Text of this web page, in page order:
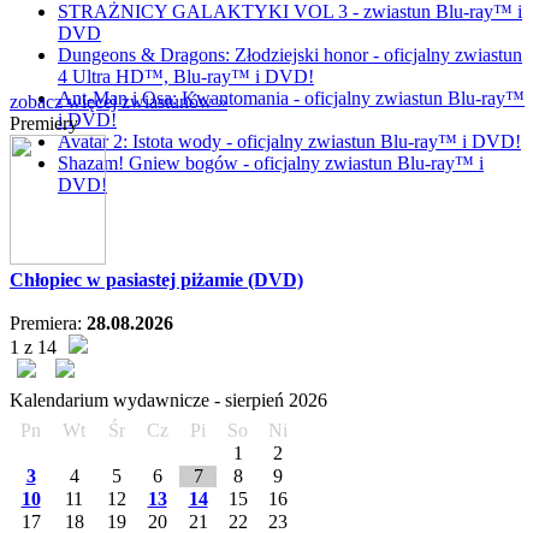
STRAŻNICY GALAKTYKI VOL 3 - zwiastun Blu-ray™ i
DVD
Dungeons & Dragons: Złodziejski honor - oficjalny zwiastun
4 Ultra HD™, Blu-ray™ i DVD!
Ant-Man i Osa: Kwantomania - oficjalny zwiastun Blu-ray™
i DVD!
Avatar 2: Istota wody - oficjalny zwiastun Blu-ray™ i DVD!
Shazam! Gniew bogów - oficjalny zwiastun Blu-ray™ i
DVD!
zobacz więcej zwiastunów »
Premiery
Chłopiec w pasiastej piżamie (DVD)
Premiera: 28.08.2026
1 z 14
Kalendarium wydawnicze - sierpień 2026
Pn
Wt Śr Cz Pi So
Ni
1
2
3
4 5 6 7 8
9
10
11 12 13 14 15
16
17
18 19 20 21 22
23